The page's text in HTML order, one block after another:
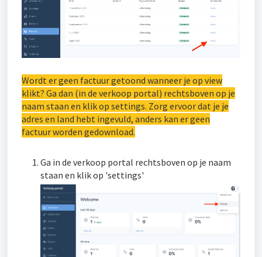
Wordt er geen factuur getoond wanneer je op view
klikt? Ga dan (in de verkoop portal) rechtsboven op je
naam staan en klik op settings. Zorg ervoor dat je je
adres en land hebt ingevuld, anders kan er geen
factuur worden gedownload.
Ga in de verkoop portal rechtsboven op je naam
staan en klik op 'settings'